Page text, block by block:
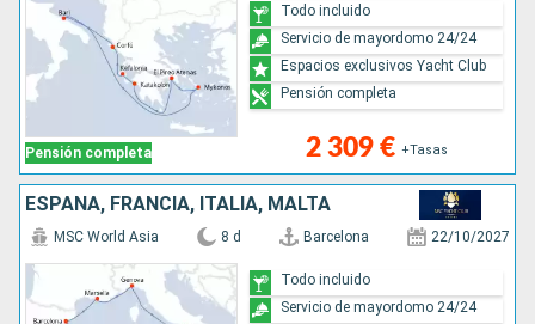
Pensión completa 2 309 € +Tasas
Todo incluido
Servicio de mayordomo 24/24
Espacios exclusivos Yacht Club
Pensión completa
ESPAÑA, FRANCIA, ITALIA, MALTA
MSC World Asia 8 d Barcelona 22/10/2027
Todo incluido
Servicio de mayordomo 24/24